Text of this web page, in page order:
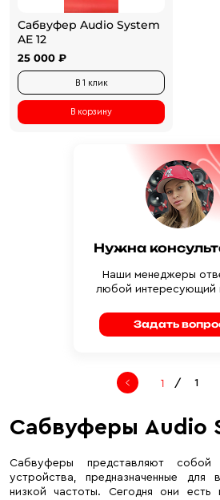
Сабвуфер Audio System
AE 12
25 000 ₽
В 1 клик
В корзину
Нужна
Наши менеджеры
любой интересующий
Задать
/ 1
Сабвуферы Audio
Сабвуферы представляют собой
устройства, предназначенные для
низкой частоты. Сегодня они есть